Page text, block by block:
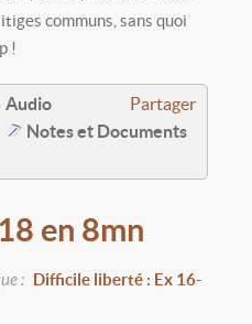
communs, sans quoi
!
Partager
Audio
Notes et Documents
en 8mn
: Difficile liberté : Ex 16-